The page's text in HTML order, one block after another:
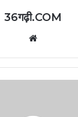
36गढ़ी.COM